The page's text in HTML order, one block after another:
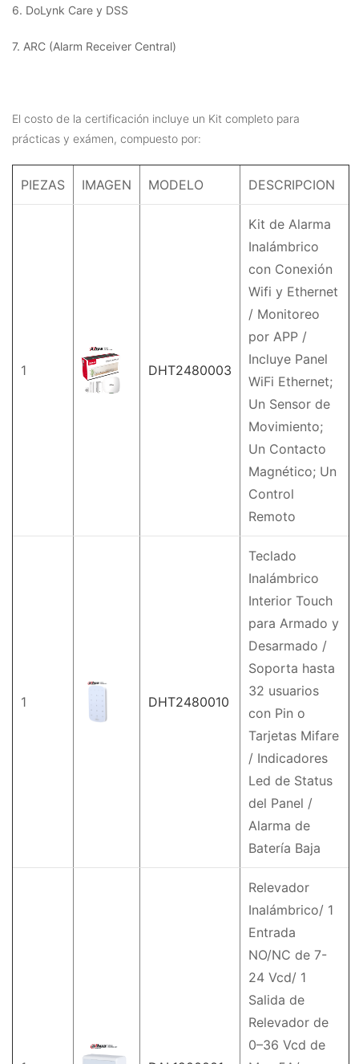
6. DoLynk Care y DSS
7. ARC (Alarm Receiver Central)
El costo de la certificación incluye un Kit completo para
prácticas y exámen, compuesto por:
PIEZAS IMAGEN MODELO DESCRIPCION
1 DHT2480003
Kit de Alarma
Inalámbrico
con Conexión
Wifi y Ethernet
/ Monitoreo
por APP /
Incluye Panel
WiFi Ethernet;
Un Sensor de
Movimiento;
Un Contacto
Magnético; Un
Control
Remoto
1 DHT2480010
Teclado
Inalámbrico
Interior Touch
para Armado y
Desarmado /
Soporta hasta
32 usuarios
con Pin o
Tarjetas Mifare
/ Indicadores
Led de Status
del Panel /
Alarma de
Batería Baja
Relevador
Inalámbrico/ 1
Entrada
NO/NC de 7-
24 Vcd/ 1
Salida de
Relevador de
0–36 Vcd de